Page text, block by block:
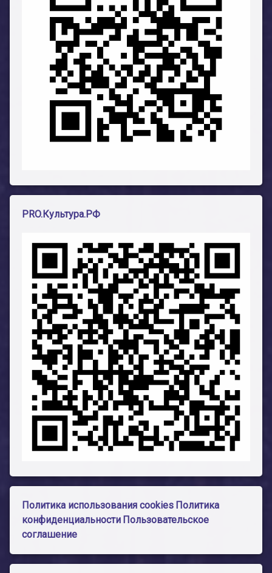
PRO.Культура.РФ
Политика использования cookies Политика
конфиденциальности Пользовательское
соглашение